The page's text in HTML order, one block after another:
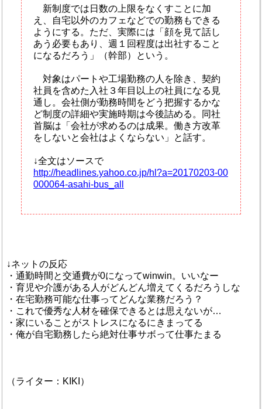
新制度では日数の上限をなくすことに加
え、自宅以外のカフェなどでの勤務もできる
ようにする。ただ、実際には「顔を見て話し
あう必要もあり、週１回程度は出社すること
になるだろう」（幹部）という。
対象はパートや工場勤務の人を除き、契約
社員を含めた入社３年目以上の社員になる見
通し。会社側が勤務時間をどう把握するかな
ど制度の詳細や実施時期は今後詰める。同社
首脳は「会社が求めるのは成果。働き方改革
をしないと会社はよくならない」と話す。
↓全文はソースで
http://headlines.yahoo.co.jp/hl?a=20170203-00
000064-asahi-bus_all
↓ネットの反応
・通勤時間と交通費が0になってwinwin。いいなー
・育児や介護がある人がどんどん増えてくるだろうしな
・在宅勤務可能な仕事ってどんな業務だろう？
・これで優秀な人材を確保できるとは思えないが…
・家にいることがストレスになるにきまってる
・俺が自宅勤務したら絶対仕事サボって仕事たまる
（ライター：KIKI）